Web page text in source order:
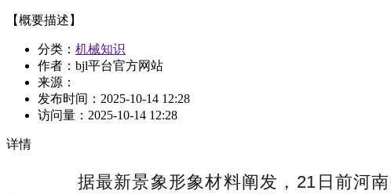
【概要描述】
分类： 机械知识
作者：bjl平台官方网站
来源：
发布时间： 2025-10-14 12:28
访问量： 2025-10-14 12:28
详情
据最新景象形象材料阐发，21日前河南